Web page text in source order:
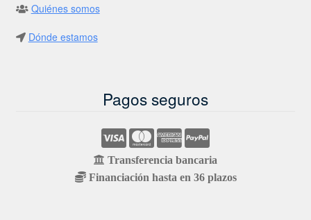
Quiénes somos
Dónde estamos
Pagos seguros
Transferencia bancaria
Financiación hasta en 36 plazos